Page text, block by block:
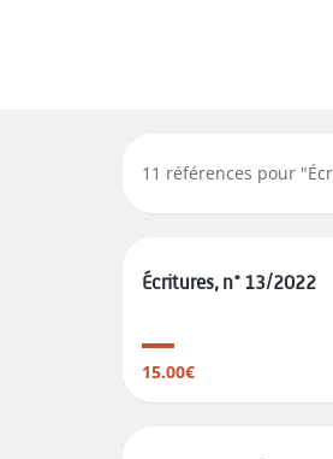
11 références pour "
Écritures, n° 13/2022
15.00€